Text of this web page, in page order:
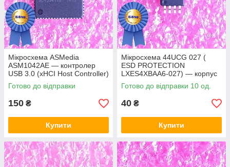
Мікросхема ASMedia
ASM1042AE — контролер
USB 3.0 (xHCI Host Controller)
Готово до відправки
150 ₴
Купити
Мікросхема 44UCG 027 (
ESD PROTECTION
LXES4XBAA6-027) — корпус
msop8
Готово до відправки 10 од.
40 ₴
Купити